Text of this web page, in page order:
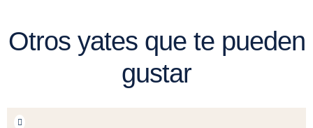
Otros yates que te pueden
gustar